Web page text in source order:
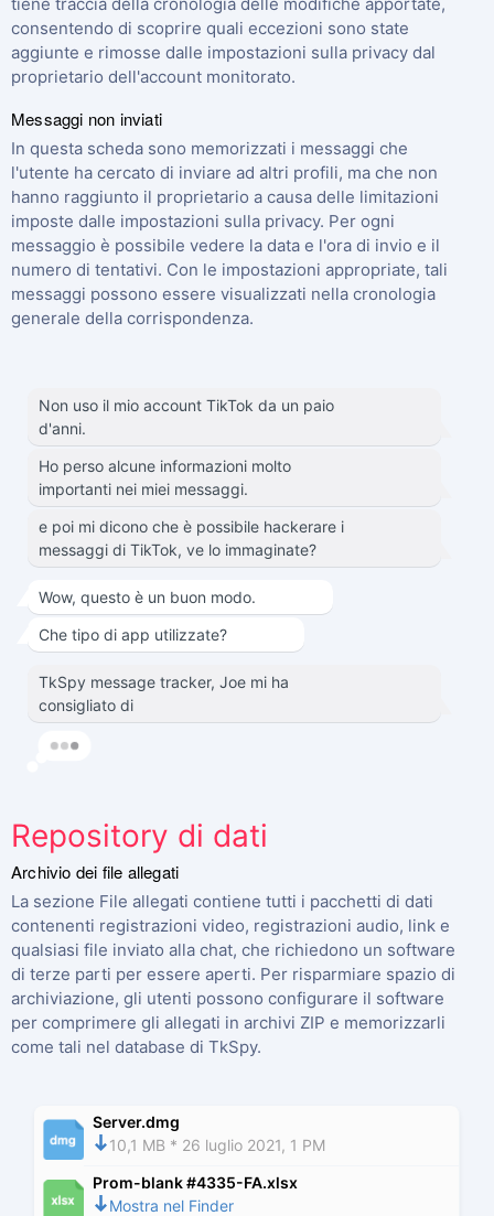
consentendo di scoprire quali eccezioni sono state
aggiunte e rimosse dalle impostazioni sulla privacy dal
proprietario dell'account monitorato.
Messaggi non inviati
In questa scheda sono memorizzati i messaggi che
l'utente ha cercato di inviare ad altri profili, ma che non
hanno raggiunto il proprietario a causa delle limitazioni
imposte dalle impostazioni sulla privacy. Per ogni
messaggio è possibile vedere la data e l'ora di invio e il
numero di tentativi. Con le impostazioni appropriate, tali
messaggi possono essere visualizzati nella cronologia
generale della corrispondenza.
Non uso il mio account TikTok da un paio
d'anni.
Ho perso alcune informazioni molto
importanti nei miei messaggi.
e poi mi dicono che è possibile hackerare i
messaggi di TikTok, ve lo immaginate?
Wow, questo è un buon modo.
Che tipo di app utilizzate?
TkSpy message tracker, Joe mi ha
consigliato di
Server.dmg
10,1 MB * 26 luglio 2021, 1 PM
Prom-blank #4335-FA.xlsx
Mostra nel Finder
Repository di dati
Archivio dei file allegati
La sezione File allegati contiene tutti i pacchetti di dati
contenenti registrazioni video, registrazioni audio, link e
qualsiasi file inviato alla chat, che richiedono un software
di terze parti per essere aperti. Per risparmiare spazio di
archiviazione, gli utenti possono configurare il software
per comprimere gli allegati in archivi ZIP e memorizzarli
come tali nel database di TkSpy.